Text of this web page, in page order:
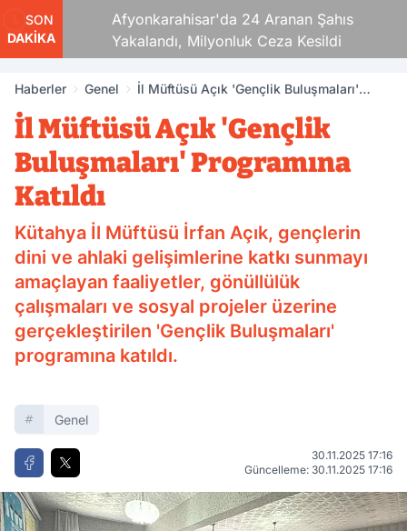
SON
DAKİKA
Afyonkarahisar'da 24 Aranan Şahıs
Yakalandı, Milyonluk Ceza Kesildi
Haberler Genel
İl Müftüsü Açık 'Gençlik Buluşmaları'
İl Müftüsü Açık 'Gençlik
Buluşmaları' Programına
Katıldı
Kütahya İl Müftüsü İrfan Açık, gençlerin
dini ve ahlaki gelişimlerine katkı sunmayı
amaçlayan faaliyetler, gönüllülük
çalışmaları ve sosyal projeler üzerine
gerçekleştirilen 'Gençlik Buluşmaları'
programına katıldı.
Genel
30.11.2025 17:16
Güncelleme: 30.11.2025 17:16